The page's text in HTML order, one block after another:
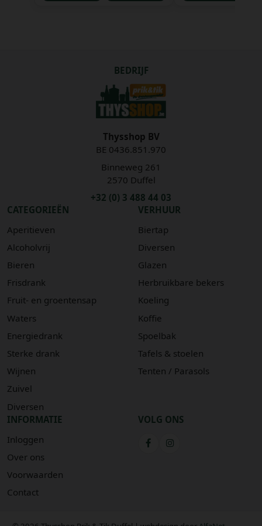
BEDRIJF
Thysshop BV
BE 0436.851.970
Binneweg 261
2570 Duffel
+32 (0) 3 488 44 03
CATEGORIEËN
Aperitieven
Alcoholvrij
Bieren
Frisdrank
Fruit- en groentensap
Waters
Energiedrank
Sterke drank
Wijnen
Zuivel
Diversen
VERHUUR
Biertap
Diversen
Glazen
Herbruikbare bekers
Koeling
Koffie
Spoelbak
Tafels & stoelen
Tenten / Parasols
INFORMATIE
Inloggen
Over ons
Voorwaarden
Contact
VOLG ONS